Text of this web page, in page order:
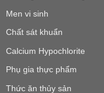
Men vi sinh
Chất sát khuẩn
Calcium Hypochlorite
Phụ gia thực phẩm
Thức ăn thủy sản